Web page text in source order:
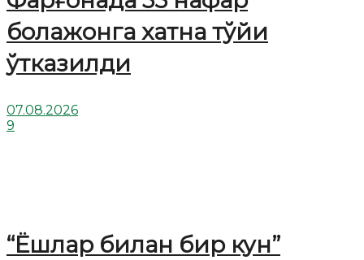
болажонга хатна тўйи
ўтказилди
07.08.2026
9
“Ёшлар билан бир кун”